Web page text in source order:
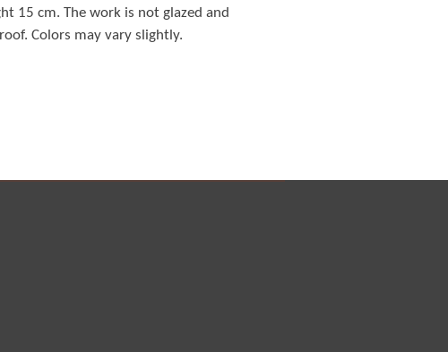
15 cm. The work is not glazed and
Colors may vary slightly.